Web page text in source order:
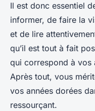
Il est donc essentiel
informer, de faire la
et de lire
qu’il est tout à fait
qui correspond à vos
Après tout, vous
vos années dorées
ressourçant.